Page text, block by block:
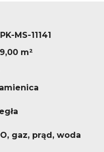
MS-11141
m²
gaz, prąd, woda